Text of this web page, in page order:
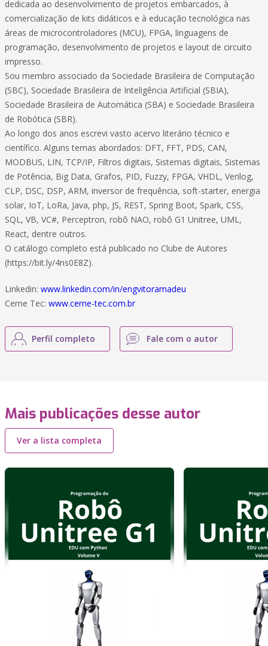
dedicada ao desenvolvimento de projetos embarcados, à
comercialização de kits didáticos e à educação tecnológica nas
áreas de microcontroladores (MCU), FPGA, linguagens de
programação, desenvolvimento de projetos e layout de circuito
impresso.
Sou membro associado da Sociedade Brasileira de Computação
(SBC), Sociedade Brasileira de Inteligência Artificial (SBIA),
Sociedade Brasileira de Automática (SBA) e Sociedade Brasileira
de Robótica (SBR).
Ao longo dos anos escrevi vasto acervo literário técnico e
científico. Alguns temas abordados: DFT, FFT, PDS, CAN,
MODBUS, LIN, TCP/IP, Filtros digitais, Sistemas digitais, Sistemas
de Potência, Big Data, Grafos, PID, Fuzzy, FPGA, VHDL, Verilog,
CLP, DSC, DSP, ARM, inversor de frequência, soft-starter, energia
solar, IoT, LoRa, Java, php, JS, REST, Spring Boot, Spark, CSS,
SQL, VB, VC#, Perceptron, robô NAO, robô G1 Unitree, UML,
React, dentre outros.
O catálogo completo está publicado no Clube de Autores
(https://bit.ly/4ns0E8Z).
Linkedin: www.linkedin.com/in/engvitoramadeu
Cerne Tec: www.cerne-tec.com.br
Perfil completo Fale com o autor
Mais publicações desse autor
Ver a lista completa